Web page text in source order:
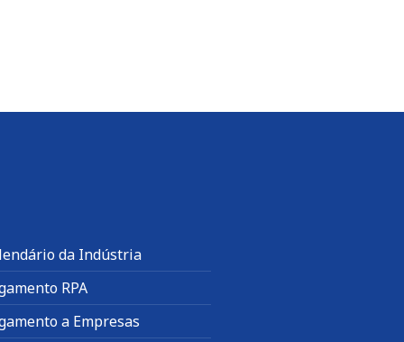
da Indústria
RPA
a Empresas